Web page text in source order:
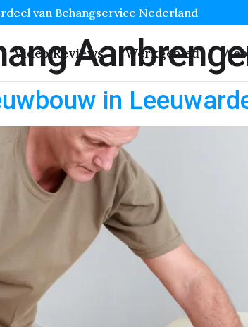
van Behangservice Nederland
Video Reviews Werkgebied
in